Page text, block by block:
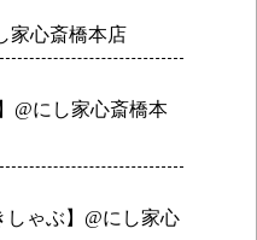
家心斎橋本店
@にし家心斎橋本
しゃぶ】@にし家心